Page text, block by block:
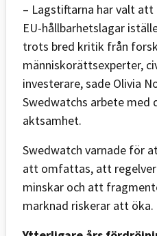
– Lagstiftarna har valt
EU-hållbarhetslagar
trots bred kritik från
människorättsexperter,
investerare, sade Olivia
Swedwatchs arbete
aktsamhet.
Swedwatch varnade för
att omfattas, att
minskar och att
marknad riskerar att öka.